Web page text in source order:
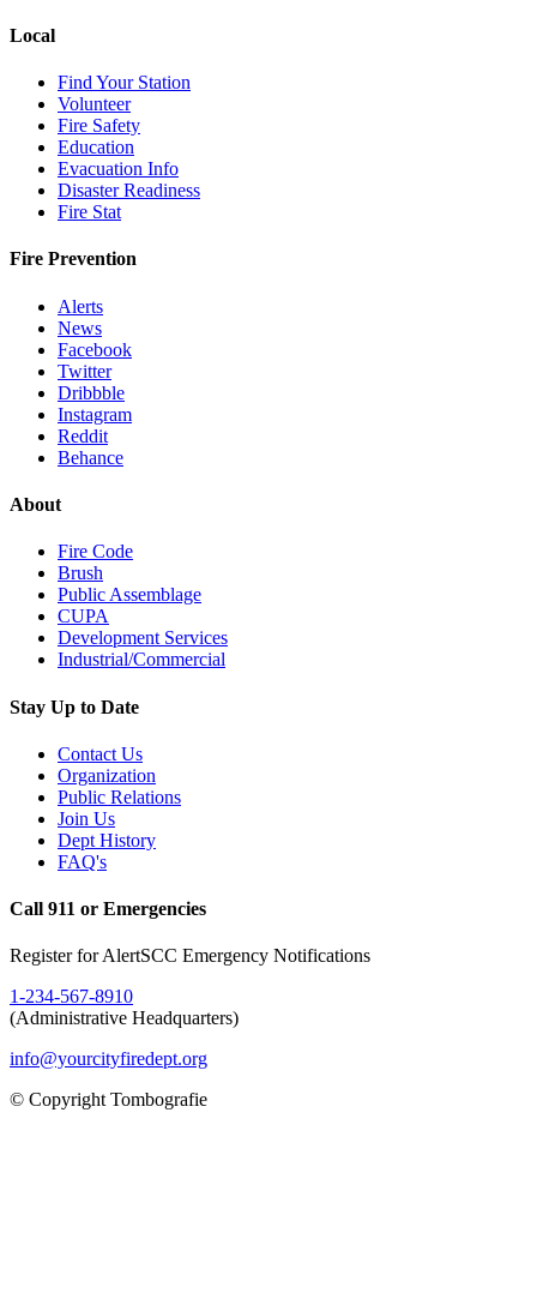
Local
Find Your Station
Volunteer
Fire Safety
Education
Evacuation Info
Disaster Readiness
Fire Stat
Fire Prevention
Alerts
News
Facebook
Twitter
Dribbble
Instagram
Reddit
Behance
About
Fire Code
Brush
Public Assemblage
CUPA
Development Services
Industrial/Commercial
Stay Up to Date
Contact Us
Organization
Public Relations
Join Us
Dept History
FAQ's
Call 911 or Emergencies
Register for AlertSCC Emergency Notifications
1-234-567-8910
(Administrative Headquarters)
info@yourcityfiredept.org
© Copyright Tombografie